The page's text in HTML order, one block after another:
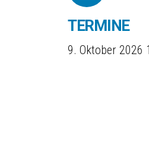
TERMINE
9. Oktober 2026